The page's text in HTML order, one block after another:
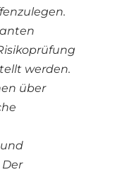
werden.
über